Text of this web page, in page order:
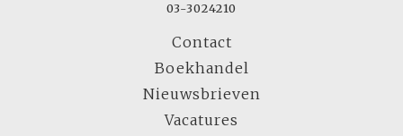
03-3024210
Contact
Boekhandel
Nieuwsbrieven
Vacatures